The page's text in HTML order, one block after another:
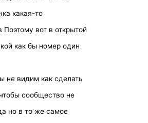
какая-то
вот в открытой
как бы номер один
не видим как сделать
сообщество не
но в то же самое